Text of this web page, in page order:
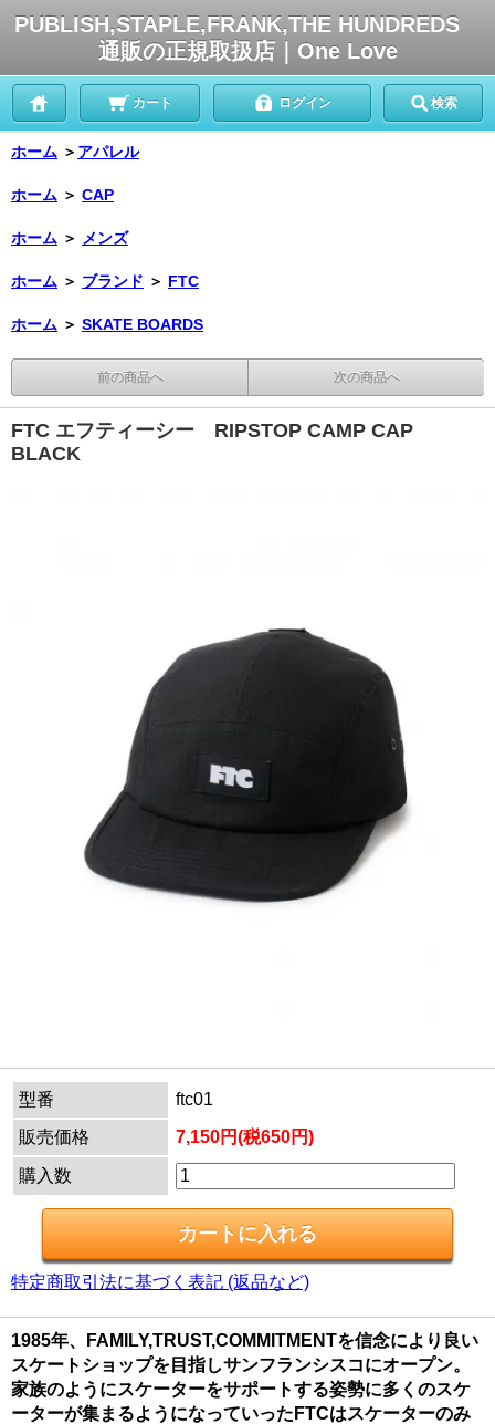
PUBLISH,STAPLE,FRANK,THE HUNDREDS
通販の正規取扱店｜One Love
カート ログイン 検索
ホーム ＞ アパレル
ホーム ＞ CAP
ホーム ＞ メンズ
ホーム ＞ ブランド ＞ FTC
ホーム ＞ SKATE BOARDS
前の商品へ 次の商品へ
FTC エフティーシー RIPSTOP CAMP CAP
BLACK
型番
ftc01
販売価格
7,150円(税650円)
購入数
特定商取引法に基づく表記 (返品など)
1985年、FAMILY,TRUST,COMMITMENTを信念により良い
スケートショップを目指しサンフランシスコにオープン。
家族のようにスケーターをサポートする姿勢に多くのスケ
ーターが集まるようになっていったFTCはスケーターのみ